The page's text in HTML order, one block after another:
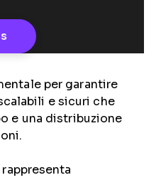
per garantire
e sicuri che
e una distribuzione